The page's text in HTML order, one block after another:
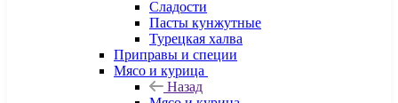
Сладости
Пасты кунжутные
Турецкая халва
Приправы и специи
Мясо и курица
Назад